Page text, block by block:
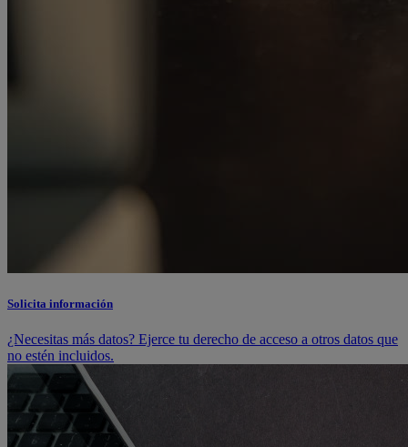
Solicita información
¿Necesitas más datos? Ejerce tu derecho de acceso a otros datos que
no estén incluidos.